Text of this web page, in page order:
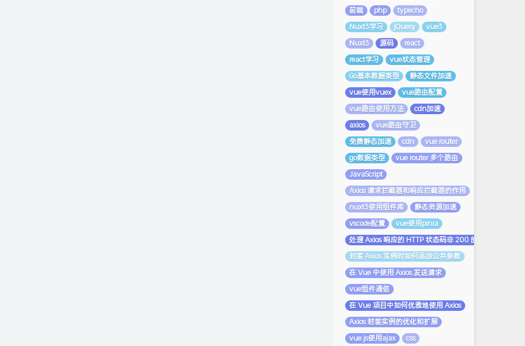
前端
php
typecho
Nuxt3学习
jQuery
vue3
Nuxt3
源码
react
react学习
vue状态管理
Go基本数据类型
静态文件加速
vue使用vuex
vue路由配置
vue路由使用方法
cdn加速
axios
vue路由守卫
免费静态加速
cdn
vue router
go数据类型
vue router 多个路由
JavaScript
Axios 请求拦截器和响应拦截器的作用
nuxt3使用组件库
静态资源加速
vscode配置
vue使用pinia
处理 Axios 响应的 HTTP 状态码非 200 的情况
封装 Axios 实例时如何添加公共参数
在 Vue 中使用 Axios 发送请求
vue组件通信
在 Vue 项目中如何优雅地使用 Axios
Axios 封装实例的优化和扩展
vue.js使用ajax
css